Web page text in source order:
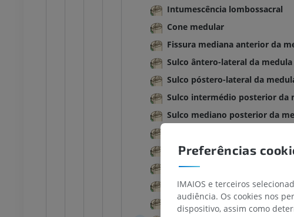
Intumescência lombossacral
Cone medular
Fissura mediana anterior da
Sulco ântero-lateral da medula
Sulco póstero-lateral da
Sulco intermédio posterior da
Sulco mediano posterior da
Parte torácica da medula
Parte lombar da medula espinal
Parte sacral da medula espinal
Parte coccígea da medula
Preferências
IMAIOS e terceiros
audiência. Os cookies nos
dispositivo, assim como